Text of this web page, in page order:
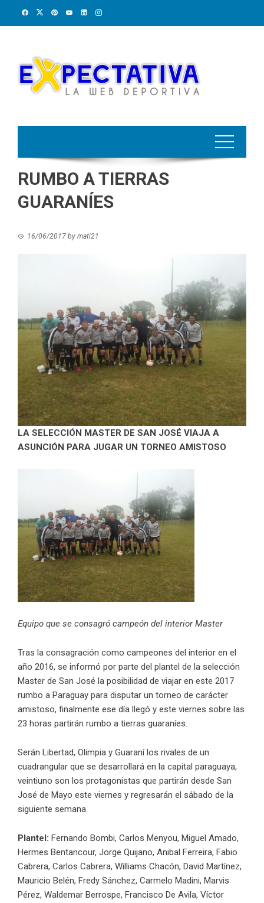
RUMBO A TIERRAS
GUARANÍES
16/06/2017 by mati21
LA SELECCIÓN MASTER DE SAN JOSÉ VIAJA A
ASUNCIÓN PARA JUGAR UN TORNEO AMISTOSO
Equipo que se consagró campeón del interior Master
Tras la consagración como campeones del interior en el
año 2016, se informó por parte del plantel de la selección
Master de San José la posibilidad de viajar en este 2017
rumbo a Paraguay para disputar un torneo de carácter
amistoso, finalmente ese día llegó y este viernes sobre las
23 horas partirán rumbo a tierras guaraníes.
Serán Libertad, Olimpia y Guaraní los rivales de un
cuadrangular que se desarrollará en la capital paraguaya,
veintiuno son los protagonistas que partirán desde San
José de Mayo este viernes y regresarán el sábado de la
siguiente semana.
Plantel: Fernando Bombi, Carlos Menyou, Miguel Amado,
Hermes Bentancour, Jorge Quijano, Anibal Ferreira, Fabio
Cabrera, Carlos Cabrera, Williams Chacón, David Martínez,
Mauricio Belén, Fredy Sánchez, Carmelo Madini, Marvis
Pérez, Waldemar Berrospe, Francisco De Avila, Víctor